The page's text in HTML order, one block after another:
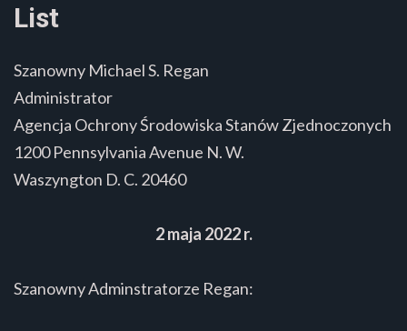
List
Szanowny Michael S. Regan
Administrator
Agencja Ochrony Środowiska Stanów Zjednoczonych
1200 Pennsylvania Avenue N. W.
Waszyngton D. C. 20460
2 maja 2022 r.
Szanowny Adminstratorze Regan: